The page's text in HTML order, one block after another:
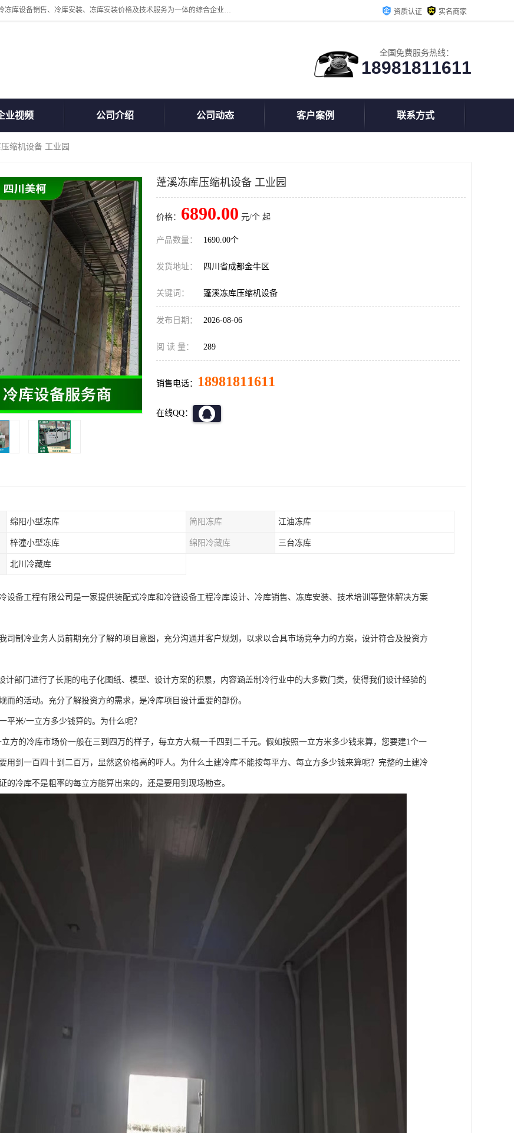
四川美柯冷冻库安装工程有限公司一家以冷库机组、冷库设备、冷库设计、冷冻库设备销售、冷库安装、冻库安装价格及技术服务为一体的综合企业，咨询热线：同等设备材料优惠10% 。公司各种类型安装组合式冷库、冷冻库、冷藏库、气调保鲜库、并提供成套设备供应、安装与调试、维护与维修、技术咨询、操作维修人员技术培训等 资质认证 实名商家
全国免费服务热线：
18981811611
业视频 公司介绍 公司动态 客户案例 联系方式
缩机设备 工业园
蓬溪冻库压缩机设备 工业园
价格： 6890.00 元/个 起
产品数量： 1690.00个
发货地址： 四川省成都金牛区
关键词： 蓬溪冻库压缩机设备
发布日期： 2026-08-06
阅 读 量： 289
销售电话： 18981811611
在线QQ：
绵阳小型冻库 简阳冻库 江油冻库
梓潼小型冻库 绵阳冷藏库 三台冻库
北川冷藏库
设备工程有限公司是一家提供装配式冷库和冷链设备工程冷库设计、冷库销售、冻库安装、技术培训等整体解决方案
司制冷业务人员前期充分了解的项目意图，充分沟通并客户规划，以求以合具市场竞争力的方案，设计符合及投资方
计部门进行了长期的电子化图纸、模型、设计方案的积累，内容涵盖制冷行业中的大多数门类，使得我们设计经验的
而的活动。充分了解投资方的需求，是冷库项目设计重要的部份。
平米/一立方多少钱算的。为什么呢？
方的冷库市场价一般在三到四万的样子，每立方大概一千四到二千元。假如按照一立方米多少钱来算，您要建1个一
用到一百四十到二百万，显然这价格高的吓人。为什么土建冷库不能按每平方、每立方多少钱来算呢？完整的土建冷
的冷库不是粗率的每立方能算出来的，还是要用到现场勘查。